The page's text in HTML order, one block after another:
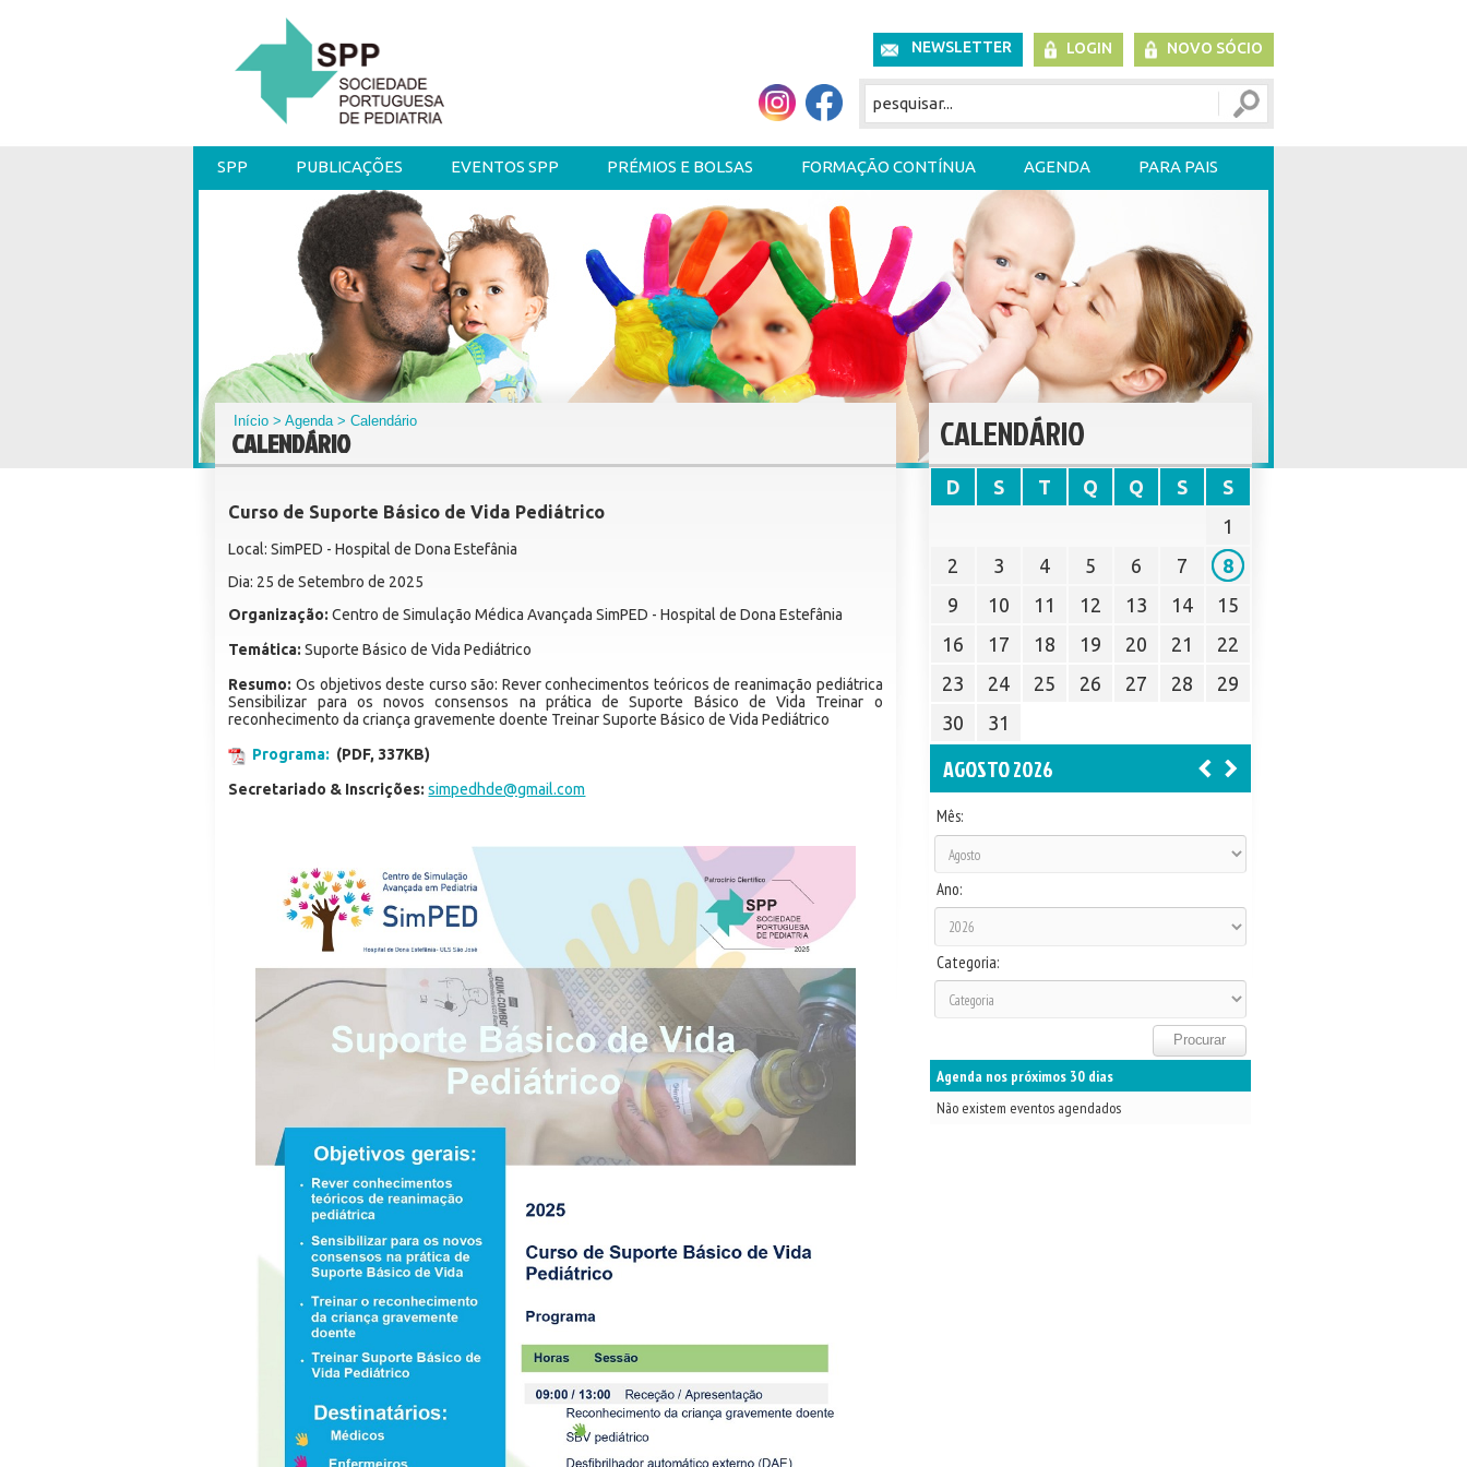
NEWSLETTER LOGIN NOVO SÓCIO
SPP PUBLICAÇÕES EVENTOS SPP PRÉMIOS E BOLSAS FORMAÇÃO CONTÍNUA AGENDA PARA PAIS
Início >Agenda> Calendário
CALENDÁRIO
Curso de Suporte Básico de Vida Pediátrico
Local: SimPED - Hospital de Dona Estefânia
Dia: 25 de Setembro de 2025
Organização: Centro de Simulação Médica Avançada SimPED - Hospital de Dona Estefânia
Temática: Suporte Básico de Vida Pediátrico
Resumo: Os objetivos deste curso são: Rever conhecimentos teóricos de reanimação pediátrica
Sensibilizar para os novos consensos na prática de Suporte Básico de Vida Treinar o
reconhecimento da criança gravemente doente Treinar Suporte Básico de Vida Pediátrico
Programa: (PDF, 337KB)
Secretariado & Inscrições: simpedhde@gmail.com
CALENDÁRIO
D S T Q Q S
S
1
2
3 4 5 6 7
8
9
10 11 12 13 14
15
16
17 18 19 20 21
22
23
24 25 26 27 28
29
30
31
AGOSTO 2026
Mês:
Ano:
Categoria:
Agenda nos próximos 30 dias
Não existem eventos agendados